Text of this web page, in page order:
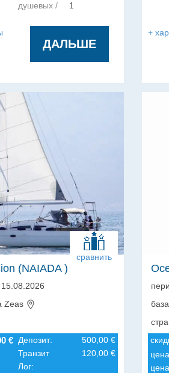
душевых /
1
ДАЛЬШЕ
+
(NAIADA )
сравнить
Zeas
€ Депозит:
500,00 €
Транзит
Лог:
120,00 €
цена